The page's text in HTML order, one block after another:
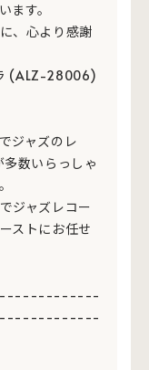
ます。
、心より感謝
(ALZ-28006)
ジャズのレ
数いらっしゃ
ジャズレコー
ストにお任せ